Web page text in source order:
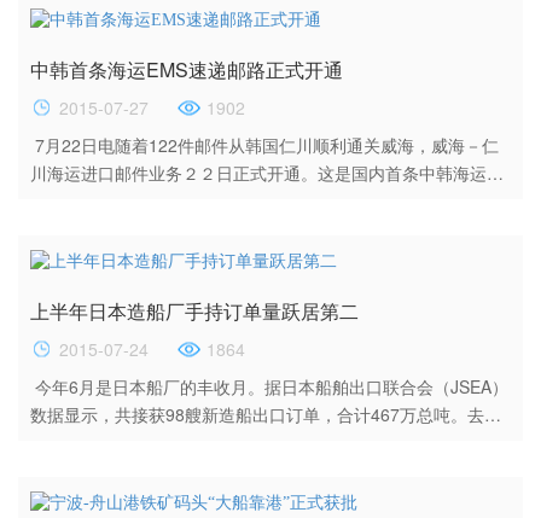
在，许多港口官员都由政府任命。 7月22日，德尔里奥宣布这次
半，但他没有透露具体数字及细节。据悉，改革的重点将放...
中韩首条海运EMS速递邮路正式开通
2015-07-27
1902
7月22日电随着122件邮件从韩国仁川顺利通关威海，威海－仁
川海运进口邮件业务２２日正式开通。这是国内首条中韩海运Ｅ
朝至，与空运的时间相当，而运费成本可节约70％以上，实现
首次启动于2005年，由当时的威海市邮政局负责山东...
上半年日本造船厂手持订单量跃居第二
2015-07-24
1864
今年6月是日本船厂的丰收月。据日本船舶出口联合会（JSEA）
数据显示，共接获98艘新造船出口订单，合计467万总吨。去年
本造船企业共接获散货船订单56艘，在所有船型中占比最大。其